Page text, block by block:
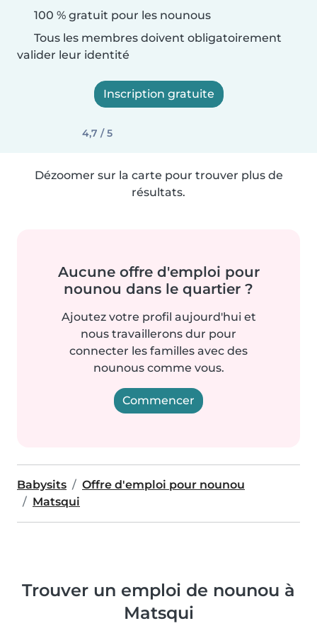
100 % gratuit pour les nounous
Tous les membres doivent obligatoirement
valider leur identité
Inscription gratuite
4,7 / 5
Dézoomer sur la carte pour trouver plus de
résultats.
Aucune offre d'emploi pour
nounou dans le quartier ?
Ajoutez votre profil aujourd'hui et
nous travaillerons dur pour
connecter les familles avec des
nounous comme vous.
Commencer
Babysits
Offre d'emploi pour nounou
Matsqui
Trouver un emploi de nounou à
Matsqui